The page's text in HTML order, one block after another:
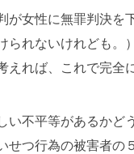
が女性に無罪判決を
られないけれども。
えれば、これで完全
い不平等があるかど
せつ行為の被害者の